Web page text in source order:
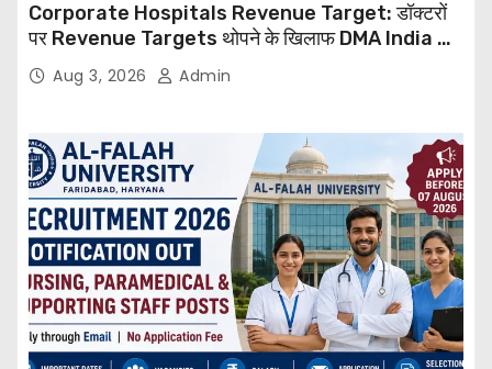
Corporate Hospitals Revenue Target: डॉक्टरों
पर Revenue Targets थोपने के खिलाफ DMA India का
बड़ा कदम, NHRC से Suo Motu जांच की मांग
Aug 3, 2026 Admin